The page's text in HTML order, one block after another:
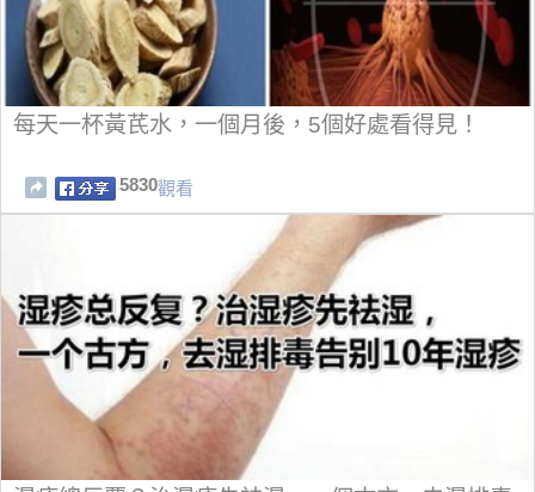
每天一杯黃芪水，一個月後，5個好處看得見！
5830觀看